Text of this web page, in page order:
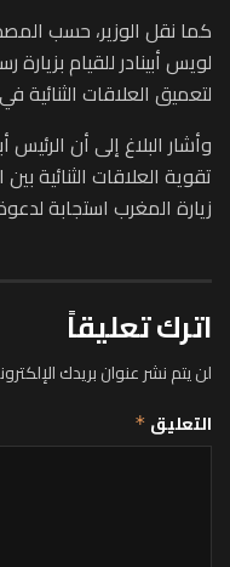
كما نقل الوزير، حسب
لويس أبينادر للقيام
لتعميق العلاقات
وأشار البلاغ إلى أن الرئيس
تقوية العلاقات الثنائية
زيارة المغرب استجابة
اترك تعليقاً
لن يتم نشر عنوان بريدك
التعليق *